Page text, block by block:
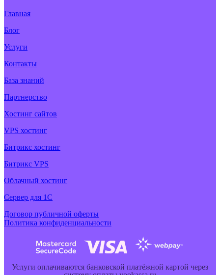
Главная
Блог
Услуги
Контакты
База знаний
Партнерство
Хостинг сайтов
VPS хостинг
Битрикс хостинг
Битрикс VPS
Облачный хостинг
Cервер для 1С
Договор публичной оферты
Политика конфиденциальности
Услуги оплачиваются банковской платёжной картой через